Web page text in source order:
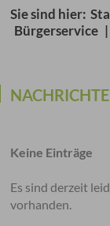
Sie sind hier:
Bürgerservice |
Keine Einträge
Es sind derzeit
vorhanden.